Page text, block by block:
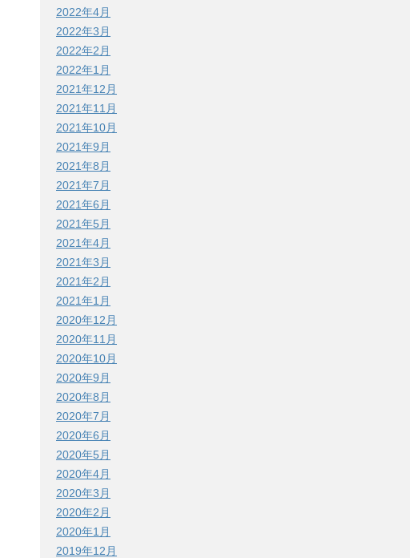
2022年4月
2022年3月
2022年2月
2022年1月
2021年12月
2021年11月
2021年10月
2021年9月
2021年8月
2021年7月
2021年6月
2021年5月
2021年4月
2021年3月
2021年2月
2021年1月
2020年12月
2020年11月
2020年10月
2020年9月
2020年8月
2020年7月
2020年6月
2020年5月
2020年4月
2020年3月
2020年2月
2020年1月
2019年12月